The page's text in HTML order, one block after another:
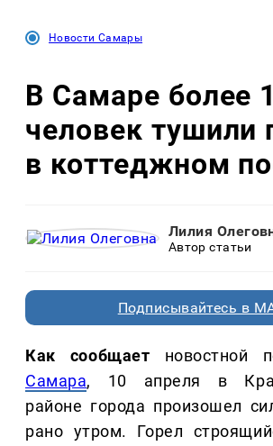
Новости Самары
В Самаре более
человек тушили
в коттеджном
Лилия
Автор статьи
Подписывайтесь в
Как сообщает новостной
Самара, 10 апреля в
районе города произошел
рано утром. Горел